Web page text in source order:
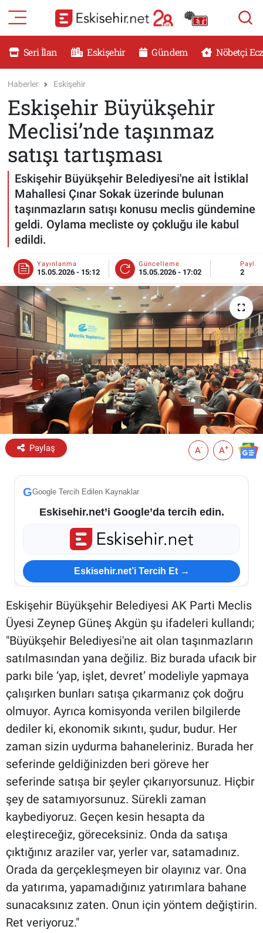
Seri İlan Eskişehir Gündem Nöbetçi
Haberler Eskişehir
Eskişehir Büyükşehir
Meclisi’nde taşınmaz
satışı tartışması
Eskişehir Büyükşehir Belediyesi'ne ait İstiklal
Mahallesi Çınar Sokak üzerinde bulunan
taşınmazların satışı konusu meclis gündemine
geldi. Oylama mecliste oy çokluğu ile kabul
edildi.
Yayınlanma
15.05.2026 - 15:12
Güncelleme
15.05.2026 - 17:02 2
Paylaş A- A+
GGoogle Tercih Edilen Kaynaklar
Eskisehir.net’i Google’da tercih edin.
Eskisehir.net’i Tercih Et →
Eskişehir Büyükşehir Belediyesi AK Parti Meclis
Üyesi Zeynep Güneş Akgün şu ifadeleri kullandı;
"Büyükşehir Belediyesi'ne ait olan taşınmazların
satılmasından yana değiliz. Biz burada ufacık bir
parkı bile ‘yap, işlet, devret’ modeliyle yapmaya
çalışırken bunları satışa çıkarmanız çok doğru
olmuyor. Ayrıca komisyonda verilen bilgilerde
dediler ki, ekonomik sıkıntı, şudur, budur. Her
zaman sizin uydurma bahaneleriniz. Burada her
seferinde geldiğinizden beri göreve her
seferinde satışa bir şeyler çıkarıyorsunuz. Hiçbir
şey de satamıyorsunuz. Sürekli zaman
kaybediyoruz. Geçen kesin hesapta da
eleştireceğiz, göreceksiniz. Onda da satışa
çıktığınız araziler var, yerler var, satamadınız.
Orada da gerçekleşmeyen bir olayınız var. Ona
da yatırıma, yapamadığınız yatırımlara bahane
sunacaksınız zaten. Onun için yöntem değiştirin.
Ret veriyoruz."
RESMİ İLANLAR
DÜNYA
SAĞLIK
MAGAZİN
KADIN
TEKNOLOJİ
ESKİŞEHİR NÖBETÇİ ECZANELER
Eskişehir Haber İçerikleri
Eskişehir Hava Durumu
Eskişehir Tramvay Saatleri
Eskişehir Otobüs Saatleri
Eskişehir Nöbetçi Eczaneler
Eskişehir Namaz Vakitleri
Eskişehir Trafik Yoğunluk Haritası
Süper Lig Puan Durumu ve Fikstür
Tüm Manşetler
Son Dakika Haberleri